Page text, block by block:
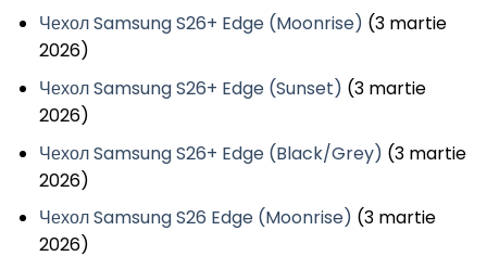
Чехол Samsung S26+ Edge (Moonrise) (3 martie
2026)
Чехол Samsung S26+ Edge (Sunset) (3 martie
2026)
Чехол Samsung S26+ Edge (Black/Grey) (3 martie
2026)
Чехол Samsung S26 Edge (Moonrise) (3 martie
2026)